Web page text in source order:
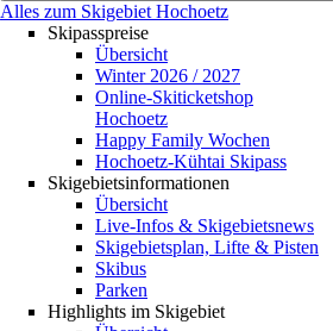
Alles zum Skigebiet Hochoetz
Skipasspreise
Übersicht
Winter 2026 / 2027
Online-Skiticketshop
Hochoetz
Happy Family Wochen
Hochoetz-Kühtai Skipass
Skigebietsinformationen
Übersicht
Live-Infos & Skigebietsnews
Skigebietsplan, Lifte & Pisten
Skibus
Parken
Highlights im Skigebiet